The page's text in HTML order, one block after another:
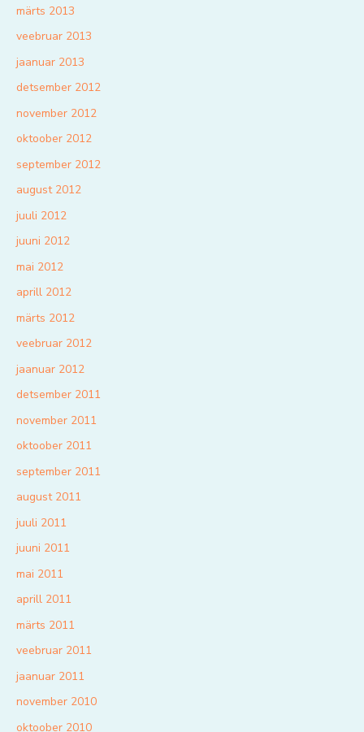
märts 2013
veebruar 2013
jaanuar 2013
detsember 2012
november 2012
oktoober 2012
september 2012
august 2012
juuli 2012
juuni 2012
mai 2012
aprill 2012
märts 2012
veebruar 2012
jaanuar 2012
detsember 2011
november 2011
oktoober 2011
september 2011
august 2011
juuli 2011
juuni 2011
mai 2011
aprill 2011
märts 2011
veebruar 2011
jaanuar 2011
november 2010
oktoober 2010